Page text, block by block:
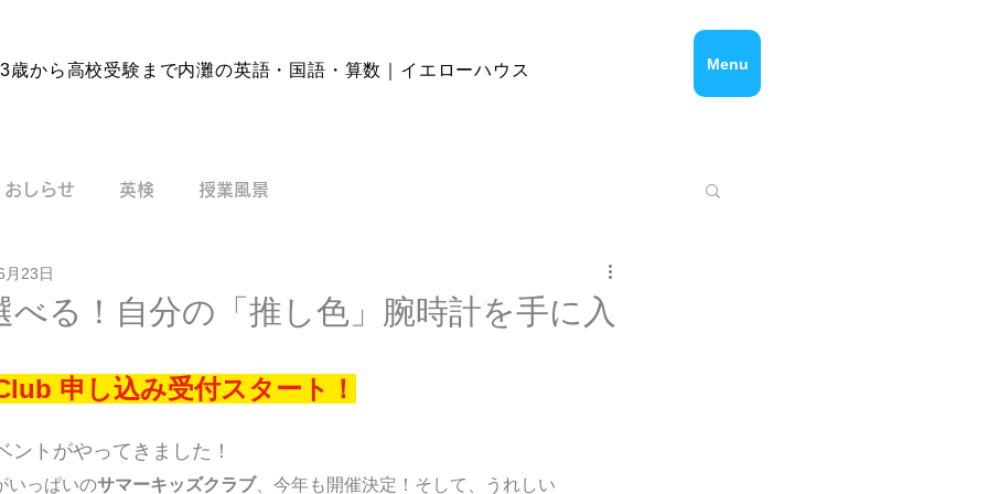
3歳から高校受験まで内灘の英語・国語・ 算数｜イエローハウス Menu
おしらせ 英検 授業風景
べる！自分の「推し色」腕時計を手に入
月23日
申し込み受付スタート！
ントがやってきました！
いっぱいのサマーキッズクラブ、今年も開催決定！そして、うれしい